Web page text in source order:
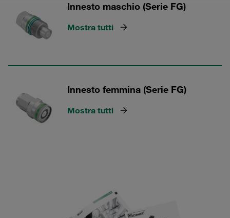
Innesto maschio (Serie FG)
Mostra tutti
Innesto femmina (Serie FG)
Mostra tutti